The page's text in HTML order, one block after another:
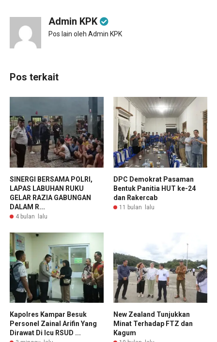
Admin KPK
Pos lain oleh Admin KPK
Pos terkait
SINERGI BERSAMA POLRI,
LAPAS LABUHAN RUKU
GELAR RAZIA GABUNGAN
DALAM R...
4 bulan lalu
DPC Demokrat Pasaman
Bentuk Panitia HUT ke-24
dan Rakercab
11 bulan lalu
Kapolres Kampar Besuk
Personel Zainal Arifin Yang
Dirawat Di Icu RSUD ...
New Zealand Tunjukkan
Minat Terhadap FTZ dan
Kagum